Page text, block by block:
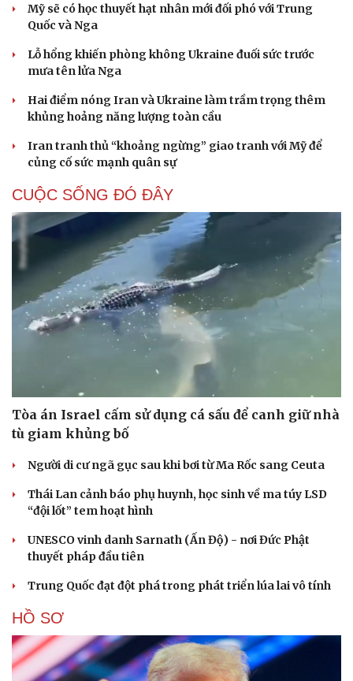
Mỹ sẽ có học thuyết hạt nhân mới đối phó với Trung
Quốc và Nga
Lỗ hổng khiến phòng không Ukraine đuối sức trước
mưa tên lửa Nga
Hai điểm nóng Iran và Ukraine làm trầm trọng thêm
khủng hoảng năng lượng toàn cầu
Iran tranh thủ “khoảng ngừng” giao tranh với Mỹ để
củng cố sức mạnh quân sự
CUỘC SỐNG ĐÓ ĐÂY
Tòa án Israel cấm sử dụng cá sấu để canh giữ nhà
tù giam khủng bố
Người di cư ngã gục sau khi bơi từ Ma Rốc sang Ceuta
Thái Lan cảnh báo phụ huynh, học sinh về ma túy LSD
“đội lốt” tem hoạt hình
UNESCO vinh danh Sarnath (Ấn Độ) - nơi Đức Phật
thuyết pháp đầu tiên
Trung Quốc đạt đột phá trong phát triển lúa lai vô tính
HỒ SƠ